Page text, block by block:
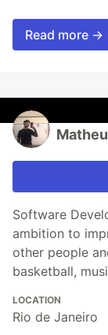
Read more →
Software
ambition to
other people
basketball,
LOCATION
Rio de Janeiro